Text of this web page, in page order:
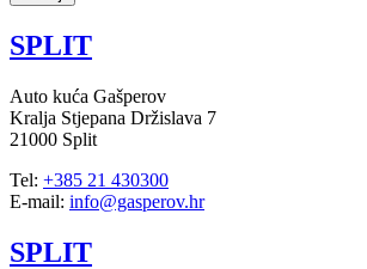
SPLIT
Auto kuća Gašperov
Kralja Stjepana Držislava 7
21000 Split
Tel: +385 21 430300
E-mail: info@gasperov.hr
SPLIT